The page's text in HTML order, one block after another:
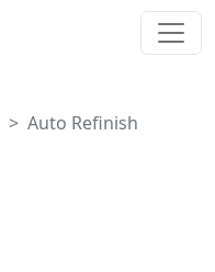
Auto Refinish